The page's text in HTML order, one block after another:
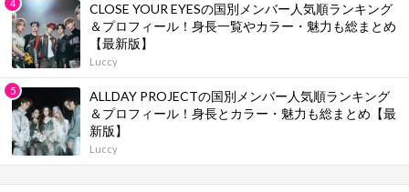
CLOSE YOUR EYESの国別メンバー人気順ランキング
＆プロフィール！身長一覧やカラー・魅力も総まとめ
【最新版】
Luccy
ALLDAY PROJECTの国別メンバー人気順ランキング
＆プロフィール！身長とカラー・魅力も総まとめ【最
新版】
Luccy